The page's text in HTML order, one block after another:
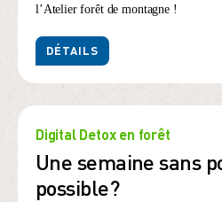
l’Atelier forêt de montagne !
DÉTAILS
Digital Detox en forêt
Une semaine sans
possible?